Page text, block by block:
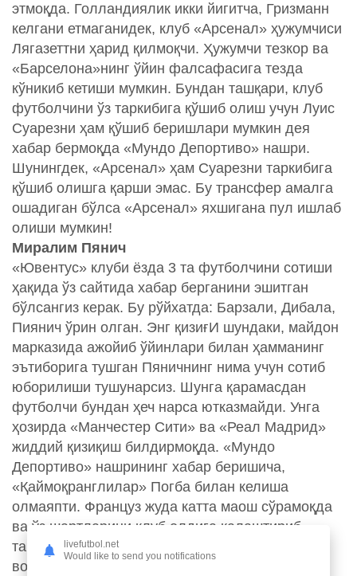
этмоқда. Голландиялик икки йигитча, Гризманн
келгани етмаганидек, клуб «Арсенал» ҳужумчиси
Лягазеттни ҳарид қилмоқчи. Ҳужумчи тезкор ва
«Барселона»нинг ўйин фалсафасига тезда
кўникиб кетиши мумкин. Бундан ташқари, клуб
футболчини ўз таркибига қўшиб олиш учун Луис
Суарезни ҳам қўшиб беришлари мумкин дея
хабар бермоқда «Мундо Депортиво» нашри.
Шунингдек, «Арсенал» ҳам Суарезни таркибига
қўшиб олишга қарши эмас. Бу трансфер амалга
ошадиган бўлса «Арсенал» яхшигана пул ишлаб
олиши мумкин!
Миралим Пянич
«Ювентус» клуби ёзда 3 та футболчини сотиши
ҳақида ўз сайтида хабар берганини эшитган
бўлсангиз керак. Бу рўйхатда: Барзали, Дибала,
Пиянич ўрин олган. Энг қизиғИ шундаки, майдон
марказида ажойиб ўйинлари билан ҳамманинг
эътиборига тушган Пяничнинг нима учун сотиб
юборилиши тушунарсиз. Шунга қарамасдан
футболчи бундан ҳеч нарса ютказмайди. Унга
ҳозирда «Манчестер Сити» ва «Реал Мадрид»
жиддий қизиқиш билдирмоқда. «Мундо
Депортиво» нашрининг хабар беришича,
«Қаймоқранглилар» Погба билан келиша
олмаяпти. Француз жуда катта маош сўрамоқда
ва ўз шартларини клуб олдига қалаштириб
ташлаган! «Реал Мадрид» Погба вариянтидан
воз кечган ҳолдан марказга Пянични олиб
livefutbol.net
Would like to send you notifications